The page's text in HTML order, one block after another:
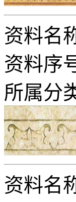
资料名
资料序
所属分
资料名